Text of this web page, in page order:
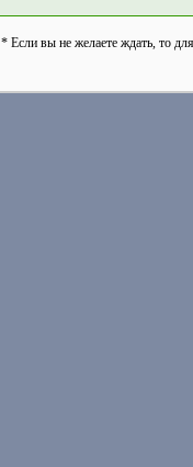
* Если вы не желаете ждать, то